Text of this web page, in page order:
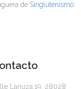
de Singlutenismo
Lanuza,19, 28028